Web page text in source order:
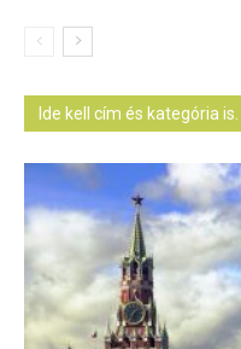
Ide kell cím és kategória is.